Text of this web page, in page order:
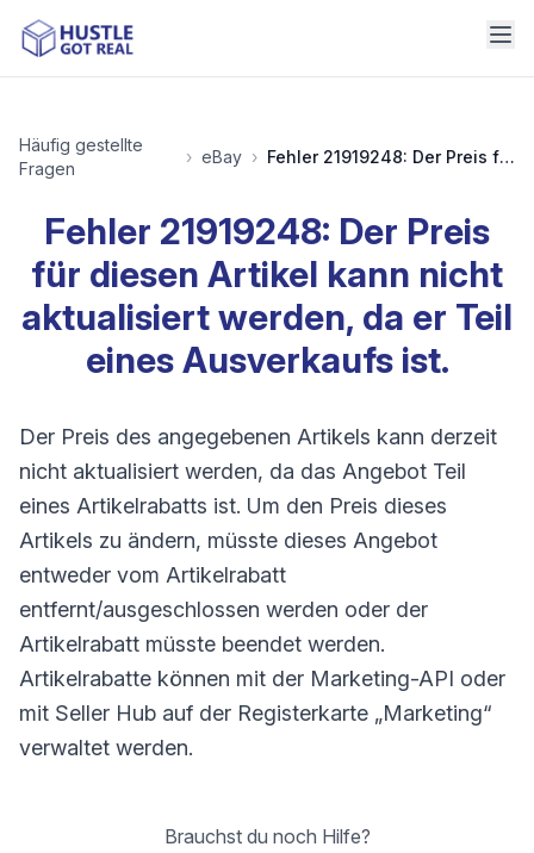
Häufig gestellte
Fragen
› eBay › Fehler 21919248: Der Preis für diesen Artikel kann nicht aktualisiert werden, da er Teil eines Ausverkaufs ist.
Fehler 21919248: Der Preis
für diesen Artikel kann nicht
aktualisiert werden, da er Teil
eines Ausverkaufs ist.
Der Preis des angegebenen Artikels kann derzeit
nicht aktualisiert werden, da das Angebot Teil
eines Artikelrabatts ist. Um den Preis dieses
Artikels zu ändern, müsste dieses Angebot
entweder vom Artikelrabatt
entfernt/ausgeschlossen werden oder der
Artikelrabatt müsste beendet werden.
Artikelrabatte können mit der Marketing-API oder
mit Seller Hub auf der Registerkarte „Marketing“
verwaltet werden.
Brauchst du noch Hilfe?